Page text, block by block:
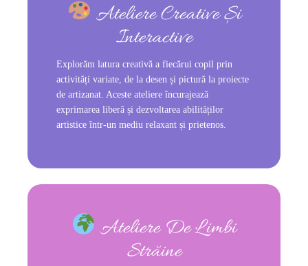
Ateliere Creative Și
Interactive
Explorăm latura creativă a fiecărui copil prin
activități variate, de la desen și pictură la proiecte
de artizanat. Aceste ateliere încurajează
exprimarea liberă și dezvoltarea abilităților
artistice într-un mediu relaxant și prietenos.
Ateliere De Limbi
Străine